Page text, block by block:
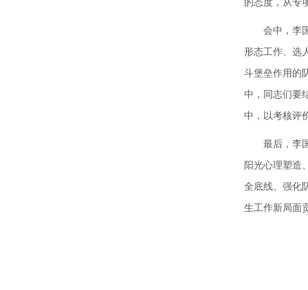
的态度，从专
会中，李
形态工作、选
斗堡垒作用的
中，同志们要
中，以考核评
最后，李
阳光心理塑造
全底线、强化
生工作新局面